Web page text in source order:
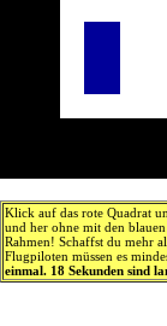
Klick auf das rote Quadrat
und her ohne mit den
Rahmen! Schaffst du mehr
Flugpiloten müssen es
einmal. 18 Sekunden sind